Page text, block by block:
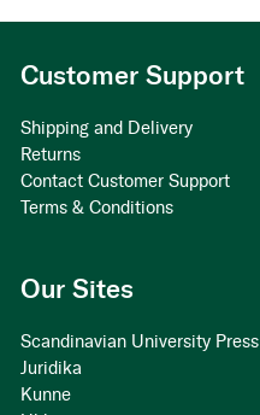
Customer Support
Shipping and Delivery
Returns
Contact Customer Support
Terms & Conditions
Our Sites
Scandinavian University Press
Juridika
Kunne